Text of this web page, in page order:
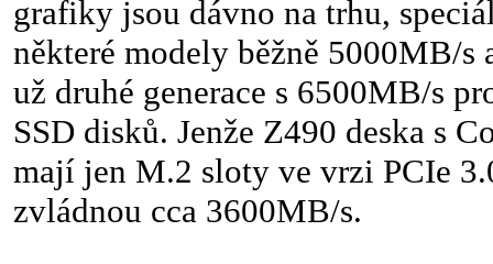
grafiky jsou dávno na trhu,
některé modely běžně 5000MB/s
už druhé generace s 6500MB/s
SSD disků. Jenže Z490 deska s
mají jen M.2 sloty ve vrzi PCIe
zvládnou cca 3600MB/s.